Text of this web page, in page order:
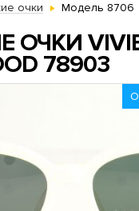
очки Модель 8706
ОЧКИ
78903